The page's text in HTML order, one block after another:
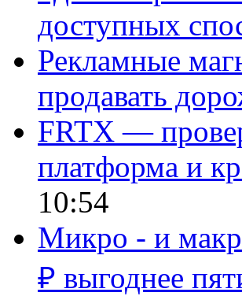
доступных
Рекламные
продавать
FRTX —
платформа и
10:54
Микро - и
₽ выгоднее